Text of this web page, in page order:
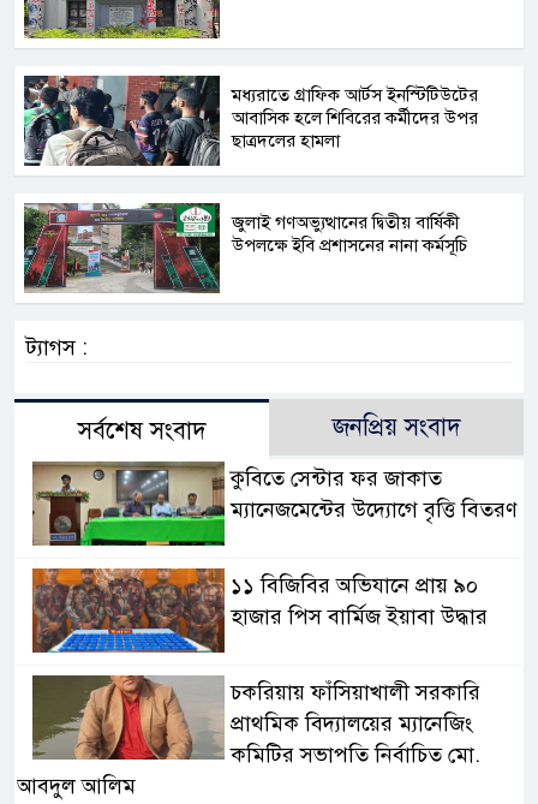
মধ্যরাতে গ্রাফিক আর্টস ইনস্টিটিউটের
আবাসিক হলে শিবিরের কর্মীদের উপর
ছাত্রদলের হামলা
জুলাই গণঅভ্যুত্থানের দ্বিতীয় বার্ষিকী
উপলক্ষে ইবি প্রশাসনের নানা কর্মসূচি
ট্যাগস :
সর্বশেষ সংবাদ জনপ্রিয় সংবাদ
কুবিতে সেন্টার ফর জাকাত
ম্যানেজমেন্টের উদ্যোগে বৃত্তি বিতরণ
১১ বিজিবির অভিযানে প্রায় ৯০
হাজার পিস বার্মিজ ইয়াবা উদ্ধার
চকরিয়ায় ফাঁসিয়াখালী সরকারি
প্রাথমিক বিদ্যালয়ের ম্যানেজিং
কমিটির সভাপতি নির্বাচিত মো.
আবদুল আলিম